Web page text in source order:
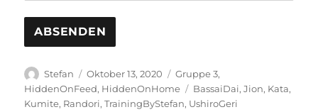
Autor
Stefan
Veröffentlicht
am
Oktober 13, 2020 Kategorien
Gruppe 3,
HiddenOnFeed, HiddenOnHome Schlagwörter
BassaiDai,Jion, Kata,
Kumite, Randori,TrainingByStefan, UshiroGeri